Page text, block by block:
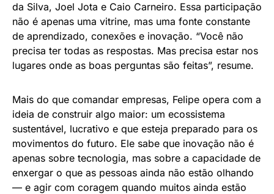
da Silva, Joel Jota e Caio Carneiro. Essa participação
não é apenas uma vitrine, mas uma fonte constante
de aprendizado, conexões e inovação. “Você não
precisa ter todas as respostas. Mas precisa estar nos
lugares onde as boas perguntas são feitas”, resume.
Mais do que comandar empresas, Felipe opera com a
ideia de construir algo maior: um ecossistema
sustentável, lucrativo e que esteja preparado para os
movimentos do futuro. Ele sabe que inovação não é
apenas sobre tecnologia, mas sobre a capacidade de
enxergar o que as pessoas ainda não estão olhando
— e agir com coragem quando muitos ainda estão